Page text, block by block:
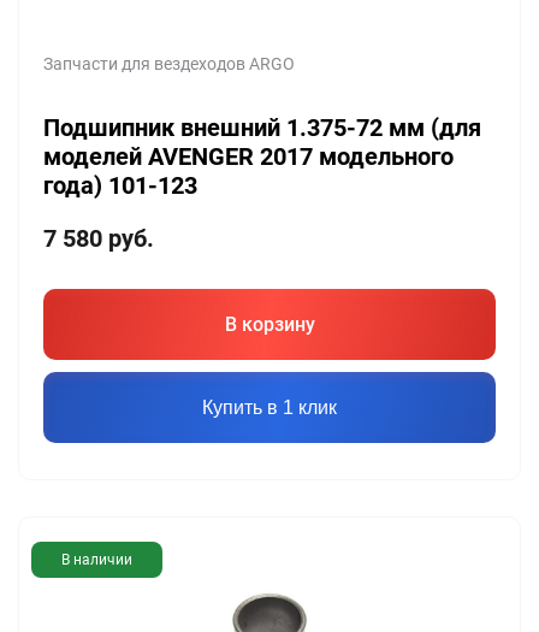
Запчасти для вездеходов ARGO
Подшипник внешний 1.375-72 мм (для
моделей AVENGER 2017 модельного
года) 101-123
7 580 руб.
В корзину
Купить в 1 клик
В наличии